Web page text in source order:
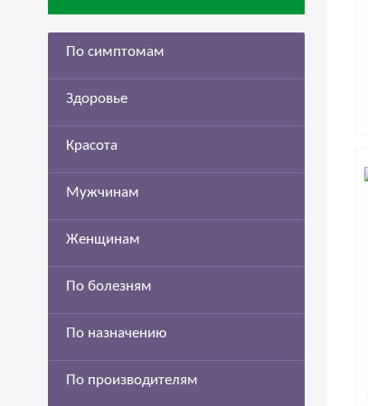
По симптомам
Здоровье
Красота
Мужчинам
Женщинам
По болезням
По назначению
По производителям